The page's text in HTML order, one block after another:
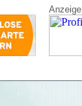
Anzeige